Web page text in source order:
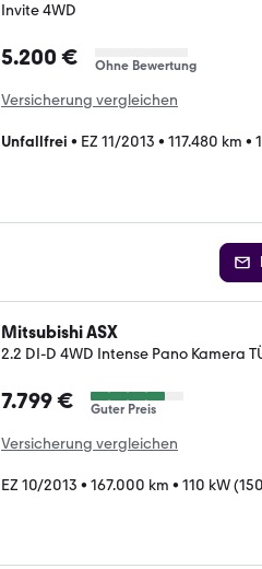
Invite 4WD
5.200 € Ohne Bewertung
Versicherung vergleichen
Unfallfrei • EZ 11/2013 • 117.480 km •
Mitsubishi ASX
2.2 DI-D 4WD Intense Pano Kamera
7.799 € Guter Preis
Versicherung vergleichen
EZ 10/2013 • 167.000 km • 110 kW